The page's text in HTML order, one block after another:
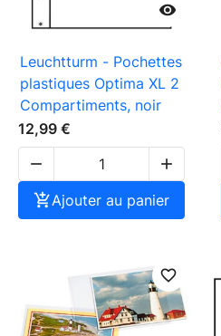

Leuchtturm - Pochettes
plastiques Optima XL 2
Compartiments, noir
12,99 €


Ajouter au panier
favorite_border